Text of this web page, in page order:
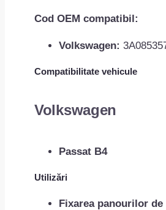
Cod OEM compatibil:
Volkswagen:
Compatibilitate vehicule
Volkswagen
Passat B4
Utilizări
Fixarea panourilor